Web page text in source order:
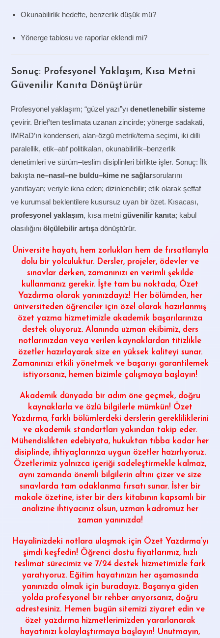
Okunabilirlik hedefte, benzerlik düşük mü?
Yönerge tablosu ve raporlar eklendi mi?
Sonuç: Profesyonel Yaklaşım, Kısa Metni
Güvenilir Kanıta Dönüştürür
Profesyonel yaklaşım; “güzel yazı”yıdenetlenebilir sisteme
çevirir. Brief’ten teslimata uzanan zincirde; yönerge sadakati,
IMRaD’ın kondenseri, alan-özgü metrik/tema seçimi, iki dilli
paralellik, etik–atıf politikaları, okunabilirlik–benzerlik
denetimleri ve sürüm–teslim disiplinleri birlikte işler. Sonuç: İlk
bakışta ne–nasıl–ne buldu–kime ne sağlarsorularını
yanıtlayan; veriyle ikna eden; dizinlenebilir; etik olarak şeffaf
ve kurumsal beklentilere kusursuz uyan bir özet. Kısacası,
profesyonel yaklaşım, kısa metnigüvenilir kanıta; kabul
olasılığınıölçülebilir artışa dönüştürür.
Üniversite hayatı, hem zorlukları hem de fırsatlarıyla
dolu bir yolculuktur. Dersler, projeler, ödevler ve
sınavlar derken, zamanınızı en verimli şekilde
kullanmanız gerekir. İşte tam bu noktada, Özet
Yazdırma olarak yanınızdayız! Her bölümden, her
üniversiteden öğrenciler için özel olarak hazırlanmış
özet yazma hizmetimizle akademik başarılarınıza
destek oluyoruz. Alanında uzman ekibimiz, ders
notlarınızdan veya verilen kaynaklardan titizlikle
özetler hazırlayarak size en yüksek kaliteyi sunar.
Zamanınızı etkili yönetmek ve başarıyı garantilemek
istiyorsanız, hemen bizimle çalışmaya başlayın!
Akademik dünyada bir adım öne geçmek, doğru
kaynaklarla ve özlü bilgilerle mümkün! Özet
Yazdırma, farklı bölümlerdeki derslerin gerekliliklerini
ve akademik standartları yakından takip eder.
Mühendislikten edebiyata, hukuktan tıbba kadar her
disiplinde, ihtiyaçlarınıza uygun özetler hazırlıyoruz.
Özetlerimiz yalnızca içeriği sadeleştirmekle kalmaz,
aynı zamanda önemli bilgilerin altını çizer ve size
sınavlarda tam odaklanma fırsatı sunar. İster bir
makale özetine, ister bir ders kitabının kapsamlı bir
analizine ihtiyacınız olsun, uzman kadromuz her
zaman yanınızda!
Hayalinizdeki notlara ulaşmak için Özet Yazdırma‘yı
şimdi keşfedin! Öğrenci dostu fiyatlarımız, hızlı
teslimat sürecimiz ve 7/24 destek hizmetimizle fark
yaratıyoruz. Eğitim hayatınızın her aşamasında
yanınızda olmak için buradayız. Başarıya giden
yolda profesyonel bir rehber arıyorsanız, doğru
adrestesiniz. Hemen bugün sitemizi ziyaret edin ve
özet yazdırma hizmetlerimizden yararlanarak
hayatınızı kolaylaştırmaya başlayın! Unutmayın,